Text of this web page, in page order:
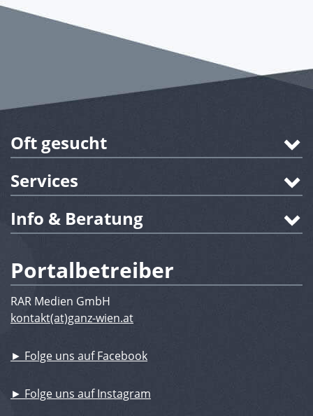
Oft gesucht
Services
Info & Beratung
Portalbetreiber
RAR Medien GmbH
kontakt(at)ganz-wien.at
► Folge uns auf Facebook
► Folge uns auf Instagram